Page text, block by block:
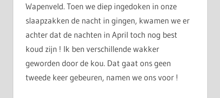
Wapenveld. Toen we diep ingedoken in onze
slaapzakken de nacht in gingen, kwamen we er
achter dat de nachten in April toch nog best
koud zijn ! Ik ben verschillende wakker
geworden door de kou. Dat gaat ons geen
tweede keer gebeuren, namen we ons voor !